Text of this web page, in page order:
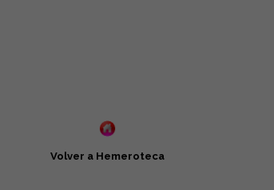
Volver a Hemeroteca